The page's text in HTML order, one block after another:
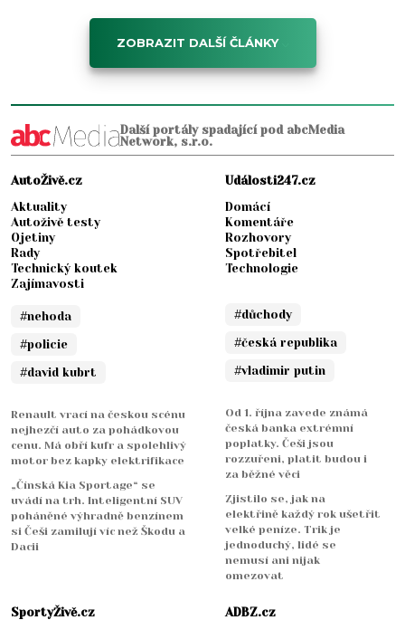
ZOBRAZIT DALŠÍ ČLÁNKY
Další portály spadající pod abcMedia
Network, s.r.o.
AutoŽivě.cz
Aktuality
Autoživě testy
Ojetiny
Rady
Technický koutek
Zajímavosti
#nehoda
#policie
#david kubrt
Renault vrací na českou scénu
nejhezčí auto za pohádkovou
cenu. Má obří kufr a spolehlivý
motor bez kapky elektrifikace
„Čínská Kia Sportage“ se
uvádí na trh. Inteligentní SUV
poháněné výhradně benzínem
si Češi zamilují víc než Škodu a
Dacii
Události247.cz
Domácí
Komentáře
Rozhovory
Spotřebitel
Technologie
#důchody
#česká republika
#vladimir putin
Od 1. října zavede známá
česká banka extrémní
poplatky. Češi jsou
rozzuřeni, platit budou i
za běžné věci
Zjistilo se, jak na
elektřině každý rok ušetřit
velké peníze. Trik je
jednoduchý, lidé se
nemusí ani nijak
omezovat
SportyŽivě.cz
ADBZ.cz